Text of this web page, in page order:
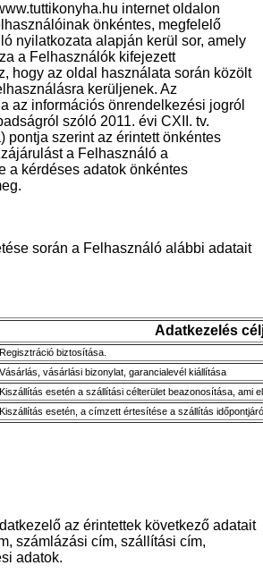
internet oldalon
önkéntes, megfelelő
nyilatkozata alapján kerül sor, amely
a Felhasználók kifejezett
hogy az oldal használata során közölt
kerüljenek. Az
az információs önrendelkezési jogról
szóló 2011. évi CXII. tv.
pontja szerint az érintett önkéntes
a Felhasználó a
a kérdéses adatok önkéntes
során a Felhasználó alábbi adatait
Adatkezelés
Regisztráció biztosítása.
Vásárlás, vásárlási bizonylat, garancialevél kiállítása
Kiszállítás esetén a szállítási célterület beazonosítása, ami
Kiszállítás esetén, a címzett értesítése a szállítás
az érintettek következő adatait
számlázási cím, szállítási cím,
adatok.